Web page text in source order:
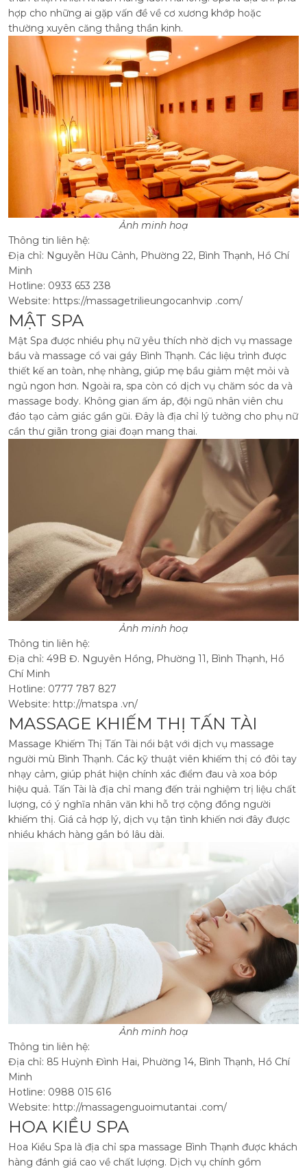
hợp cho những ai gặp vấn đề về cơ xương khớp hoặc
thường xuyên căng thẳng thần kinh.
Ảnh minh hoạ
Thông tin liên hệ:
Địa chỉ: Nguyễn Hữu Cảnh, Phường 22, Bình Thạnh, Hồ Chí
Minh
Hotline: 0933 653 238
Website: https://massagetrilieungocanhvip .com/
MẬT SPA
Mật Spa được nhiều phụ nữ yêu thích nhờ dịch vụ massage
bầu và massage cổ vai gáy Bình Thạnh. Các liệu trình được
thiết kế an toàn, nhẹ nhàng, giúp mẹ bầu giảm mệt mỏi và
ngủ ngon hơn. Ngoài ra, spa còn có dịch vụ chăm sóc da và
massage body. Không gian ấm áp, đội ngũ nhân viên chu
đáo tạo cảm giác gần gũi. Đây là địa chỉ lý tưởng cho phụ nữ
cần thư giãn trong giai đoạn mang thai.
Ảnh minh hoạ
Thông tin liên hệ:
Địa chỉ: 49B Đ. Nguyên Hồng, Phường 11, Bình Thạnh, Hồ
Chí Minh
Hotline: 0777 787 827
Website: http://matspa .vn/
MASSAGE KHIẾM THỊ TẤN TÀI
Massage Khiếm Thị Tấn Tài nổi bật với dịch vụ massage
người mù Bình Thạnh. Các kỹ thuật viên khiếm thị có đôi tay
nhạy cảm, giúp phát hiện chính xác điểm đau và xoa bóp
hiệu quả. Tấn Tài là địa chỉ mang đến trải nghiệm trị liệu chất
lượng, có ý nghĩa nhân văn khi hỗ trợ cộng đồng người
khiếm thị. Giá cả hợp lý, dịch vụ tận tình khiến nơi đây được
nhiều khách hàng gắn bó lâu dài.
Ảnh minh hoạ
Thông tin liên hệ:
Địa chỉ: 85 Huỳnh Đình Hai, Phường 14, Bình Thạnh, Hồ Chí
Minh
Hotline: 0988 015 616
Website: http://massagenguoimutantai .com/
HOA KIỀU SPA
Hoa Kiều Spa là địa chỉ spa massage Bình Thạnh được khách
hàng đánh giá cao về chất lượng. Dịch vụ chính gồm